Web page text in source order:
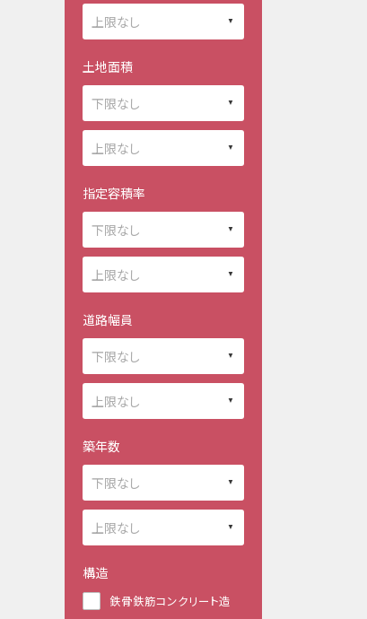
土地面積
指定容積率
道路幅員
築年数
構造
鉄骨鉄筋コンクリート造